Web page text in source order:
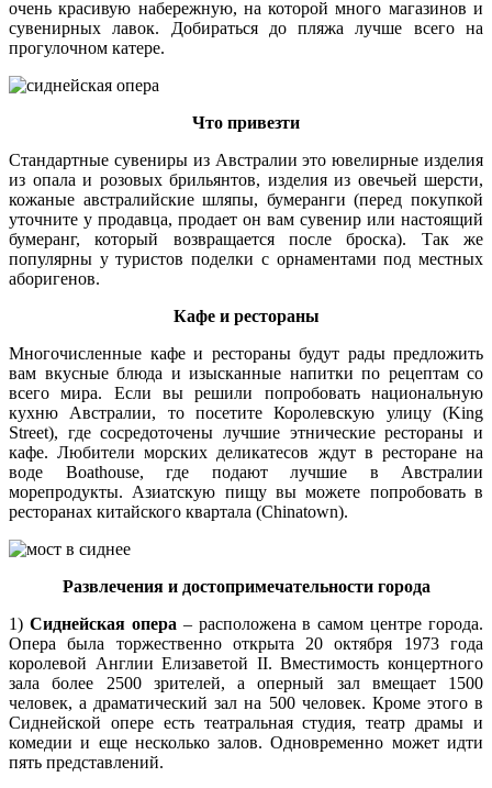
очень красивую набережную, на которой много магазинов и
сувенирных лавок. Добираться до пляжа лучше всего на
прогулочном катере.
Что привезти
Стандартные сувениры из Австралии это ювелирные изделия
из опала и розовых брильянтов, изделия из овечьей шерсти,
кожаные австралийские шляпы, бумеранги (перед покупкой
уточните у продавца, продает он вам сувенир или настоящий
бумеранг, который возвращается после броска). Так же
популярны у туристов поделки с орнаментами под местных
аборигенов.
Кафе и рестораны
Многочисленные кафе и рестораны будут рады предложить
вам вкусные блюда и изысканные напитки по рецептам со
всего мира. Если вы решили попробовать национальную
кухню Австралии, то посетите Королевскую улицу (King
Street), где сосредоточены лучшие этнические рестораны и
кафе. Любители морских деликатесов ждут в ресторане на
воде Boathouse, где подают лучшие в Австралии
морепродукты. Азиатскую пищу вы можете попробовать в
ресторанах китайского квартала (Chinatown).
Развлечения и достопримечательности города
1) Сиднейская опера – расположена в самом центре города.
Опера была торжественно открыта 20 октября 1973 года
королевой Англии Елизаветой II. Вместимость концертного
зала более 2500 зрителей, а оперный зал вмещает 1500
человек, а драматический зал на 500 человек. Кроме этого в
Сиднейской опере есть театральная студия, театр драмы и
комедии и еще несколько залов. Одновременно может идти
пять представлений.